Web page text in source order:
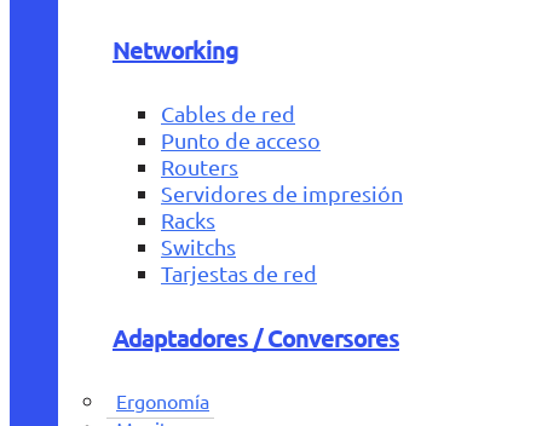
Networking
Cables de red
Punto de acceso
Routers
Servidores de impresión
Racks
Switchs
Tarjestas de red
Adaptadores / Conversores
Ergonomía